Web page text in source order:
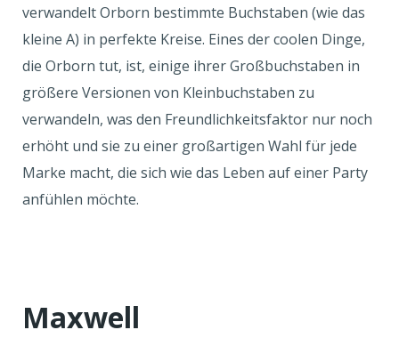
verwandelt Orborn bestimmte Buchstaben (wie das
kleine A) in perfekte Kreise. Eines der coolen Dinge,
die Orborn tut, ist, einige ihrer Großbuchstaben in
größere Versionen von Kleinbuchstaben zu
verwandeln, was den Freundlichkeitsfaktor nur noch
erhöht und sie zu einer großartigen Wahl für jede
Marke macht, die sich wie das Leben auf einer Party
anfühlen möchte.
Maxwell